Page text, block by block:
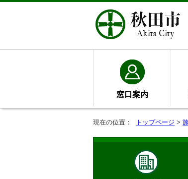
窓口案内
現在の位置： トップページ >